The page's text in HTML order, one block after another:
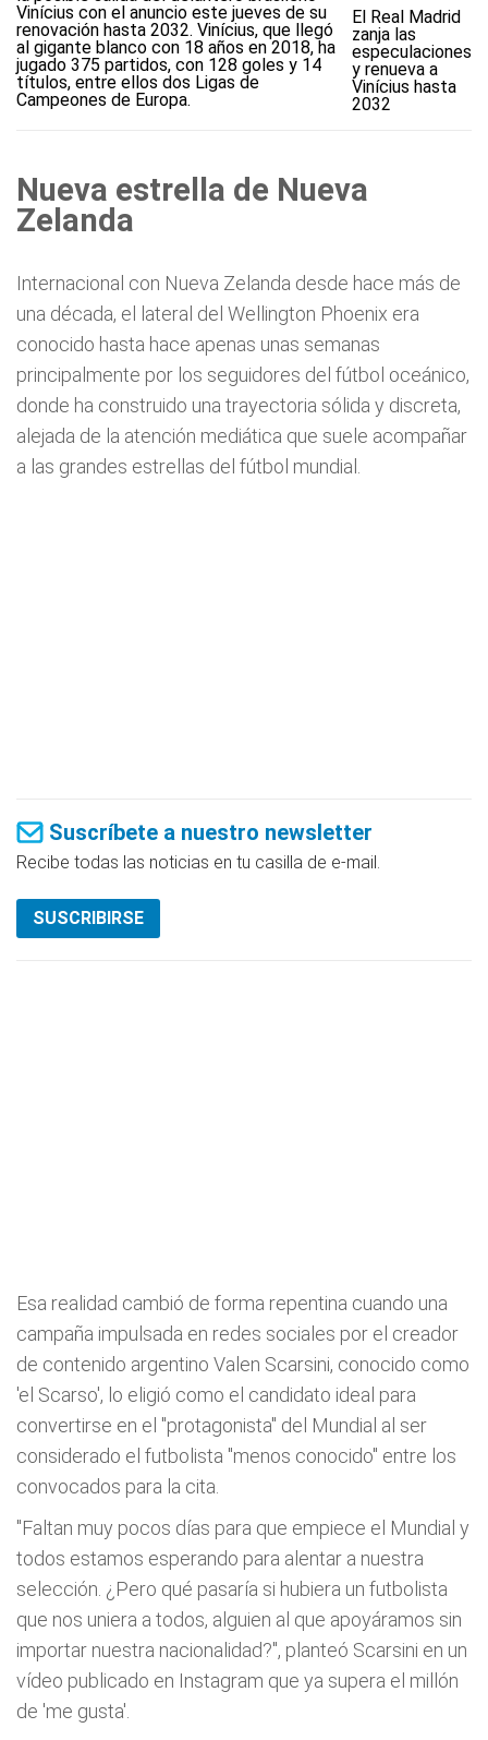
El Real Madrid
zanja las
especulaciones
y renueva a
Vinícius hasta
2032
Nueva estrella de Nueva
Zelanda
Internacional con Nueva Zelanda desde hace más de
una década, el lateral del Wellington Phoenix era
conocido hasta hace apenas unas semanas
principalmente por los seguidores del fútbol oceánico,
donde ha construido una trayectoria sólida y discreta,
alejada de la atención mediática que suele acompañar
a las grandes estrellas del fútbol mundial.
Suscríbete a nuestro newsletter
Recibe todas las noticias en tu casilla de e-mail.
SUSCRIBIRSE
Esa realidad cambió de forma repentina cuando una
campaña impulsada en redes sociales por el creador
de contenido argentino Valen Scarsini, conocido como
'el Scarso', lo eligió como el candidato ideal para
convertirse en el "protagonista" del Mundial al ser
considerado el futbolista "menos conocido" entre los
convocados para la cita.
"Faltan muy pocos días para que empiece el Mundial y
todos estamos esperando para alentar a nuestra
selección. ¿Pero qué pasaría si hubiera un futbolista
que nos uniera a todos, alguien al que apoyáramos sin
importar nuestra nacionalidad?", planteó Scarsini en un
vídeo publicado en Instagram que ya supera el millón
de 'me gusta'.